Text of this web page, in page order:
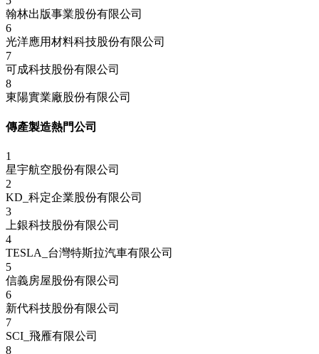
翰林出版事業股份有限公司
6
光洋應用材料科技股份有限公司
7
可成科技股份有限公司
8
東陽實業廠股份有限公司
傳產製造熱門公司
1
星宇航空股份有限公司
2
KD_科定企業股份有限公司
3
上銀科技股份有限公司
4
TESLA_台灣特斯拉汽車有限公司
5
信義房屋股份有限公司
6
新代科技股份有限公司
7
SCI_飛雁有限公司
8